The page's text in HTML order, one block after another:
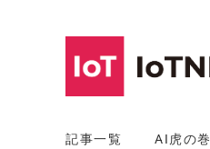
記事一覧 AI虎の巻